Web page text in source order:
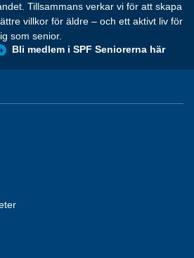
Tillsammans verkar vi för att skapa
villkor för äldre – och ett aktivt liv för
som senior.
Bli medlem i SPF Seniorerna här